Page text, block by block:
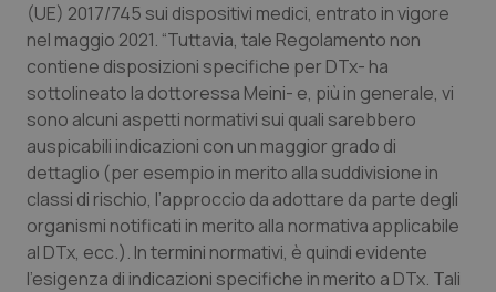
Oncologia & Nutrizione
Psoriasi & pelle
Quotidiano Cardiologia
Quotidiano Chirurgia
Quotidiano Oncologia
(UE) 2017/745 sui dispositivi medici, entrato in vigore
nel maggio 2021. “Tuttavia, tale Regolamento non
contiene disposizioni specifiche per DTx- ha
sottolineato la dottoressa Meini- e, più in generale, vi
sono alcuni aspetti normativi sui quali sarebbero
auspicabili indicazioni con un maggior grado di
dettaglio (per esempio in merito alla suddivisione in
classi di rischio, l’approccio da adottare da parte degli
organismi notificati in merito alla normativa applicabile
al DTx, ecc.). In termini normativi, è quindi evidente
l’esigenza di indicazioni specifiche in merito a DTx. Tali